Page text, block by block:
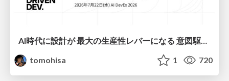
tomohisa
1 720